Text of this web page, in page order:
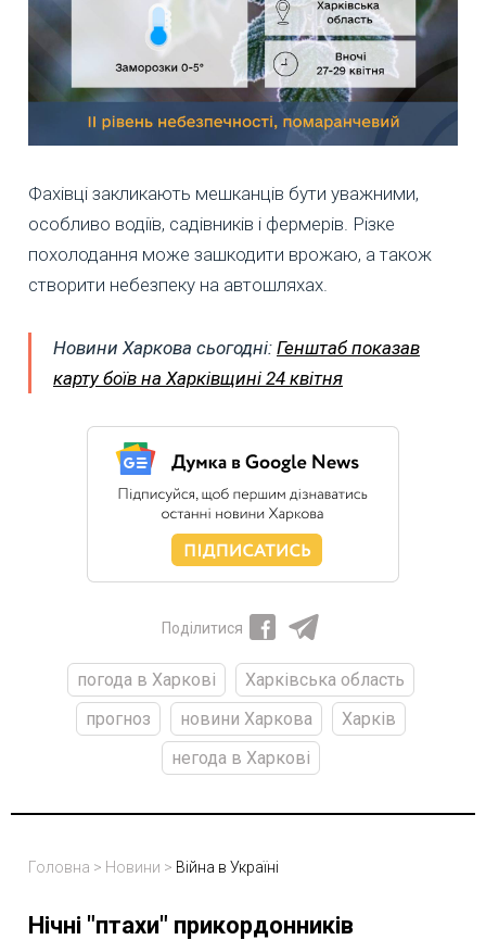
Фахівці закликають мешканців бути уважними,
особливо водіїв, садівників і фермерів. Різке
похолодання може зашкодити врожаю, а також
створити небезпеку на автошляхах.
Новини Харкова сьогодні: Генштаб показав
карту боїв на Харківщині 24 квітня
Поділитися
погода в Харкові
Харківська область
прогноз
новини Харкова
Харків
негода в Харкові
Головна > Новини > Війна в Україні
Нічні "птахи" прикордонників